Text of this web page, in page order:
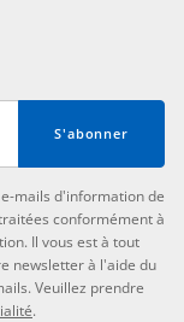
S'abonner
mails d'information de
conformément à
Il vous est à tout
newsletter à l'aide du
Veuillez prendre
.